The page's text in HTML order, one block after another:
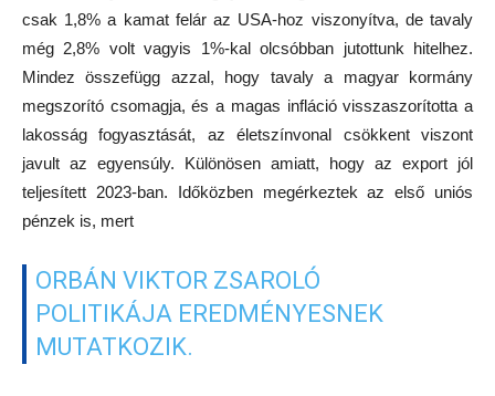
csak 1,8% a kamat felár az USA-hoz viszonyítva, de tavaly
még 2,8% volt vagyis 1%-kal olcsóbban jutottunk hitelhez.
Mindez összefügg azzal, hogy tavaly a magyar kormány
megszorító csomagja, és a magas infláció visszaszorította a
lakosság fogyasztását, az életszínvonal csökkent viszont
javult az egyensúly. Különösen amiatt, hogy az export jól
teljesített 2023-ban. Időközben megérkeztek az első uniós
pénzek is, mert
ORBÁN VIKTOR ZSAROLÓ
POLITIKÁJA EREDMÉNYESNEK
MUTATKOZIK.